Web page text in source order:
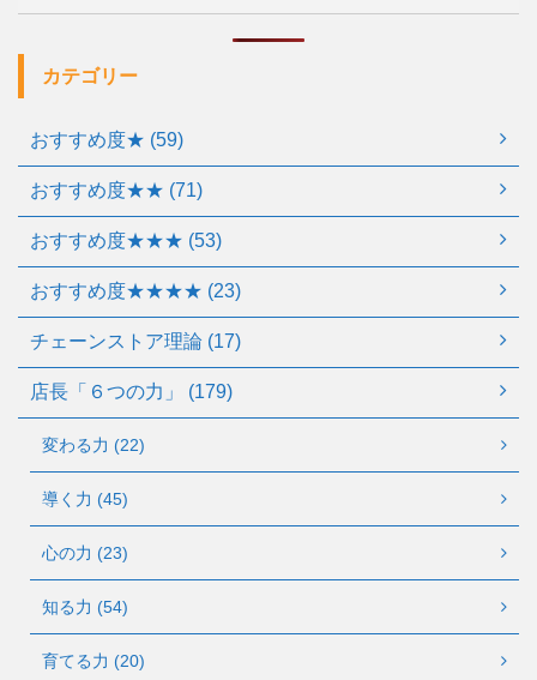
カテゴリー
おすすめ度★ (59)
おすすめ度★★ (71)
おすすめ度★★★ (53)
おすすめ度★★★★ (23)
チェーンストア理論 (17)
店長「６つの力」 (179)
変わる力 (22)
導く力 (45)
心の力 (23)
知る力 (54)
育てる力 (20)